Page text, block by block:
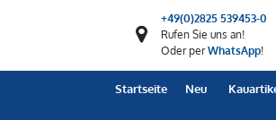
+49(0)2825 539453-0
Rufen Sie uns an!
Oder perWhatsApp!
Startseite Neu